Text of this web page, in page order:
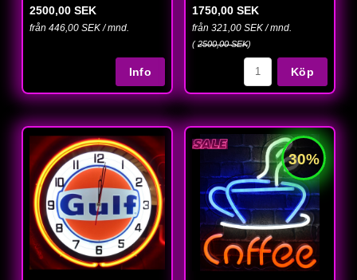
2500,00 SEK
från 446,00 SEK / mnd.
1750,00 SEK
från 321,00 SEK / mnd.
(2500,00 SEK)
Köp